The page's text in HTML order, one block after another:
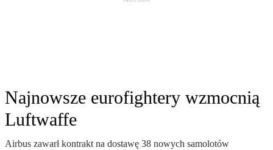
Najnowsze eurofightery wzmocnią
Luftwaffe
Airbus zawarł kontrakt na dostawę 38 nowych samolotów